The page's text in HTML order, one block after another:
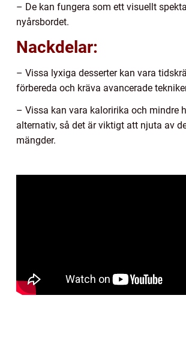
– De kan fungera som ett visuellt
nyårsbordet.
Nackdelar:
– Vissa lyxiga desserter kan vara
förbereda och kräva avancerade
– Vissa kan vara kaloririka och mindre
alternativ, så det är viktigt att njuta av
mängder.